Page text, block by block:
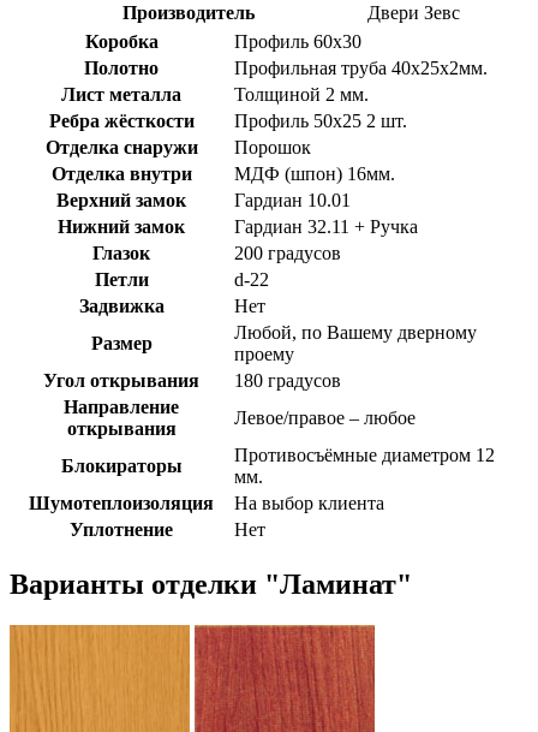
Производитель
Двери Зевс
Коробка
Профиль 60х30
Полотно
Профильная труба 40х25х2мм.
Лист металла
Толщиной 2 мм.
Ребра жёсткости
Профиль 50х25 2 шт.
Отделка снаружи
Порошок
Отделка внутри
МДФ (шпон) 16мм.
Верхний замок
Гардиан 10.01
Нижний замок
Гардиан 32.11 + Ручка
Глазок
200 градусов
Петли
d-22
Задвижка
Нет
Размер
Любой, по Вашему дверному
проему
Угол открывания
180 градусов
Направление
открывания
Левое/правое – любое
Блокираторы
Противосъёмные диаметром 12
мм.
Шумотеплоизоляция
На выбор клиента
Уплотнение
Нет
Варианты отделки "Ламинат"